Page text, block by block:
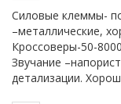
Силовые клеммы-
–металлические,
Кроссоверы-50-
Звучание
детализации.